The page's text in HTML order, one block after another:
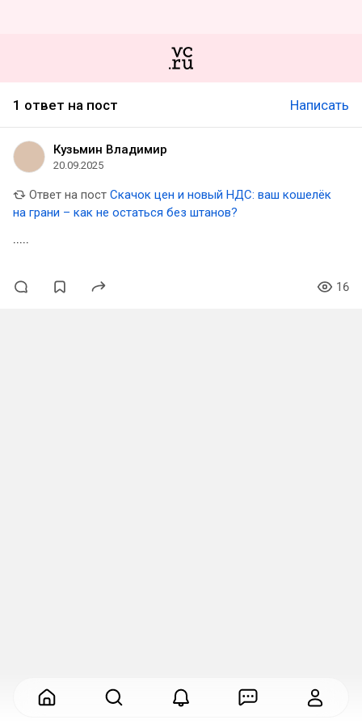
1 ответ на пост Написать
Кузьмин Владимир
20.09.2025
Ответ на пост Скачок цен и новый НДС: ваш кошелёк
на грани – как не остаться без штанов?
.....
16